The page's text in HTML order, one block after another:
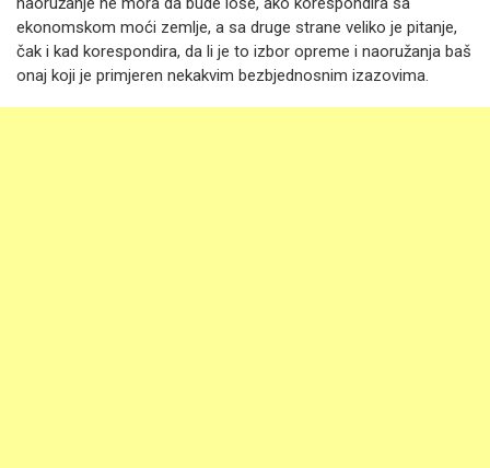
ekonomskom moći zemlje, a sa druge strane veliko je pitanje,
čak i kad korespondira, da li je to izbor opreme i naoružanja baš
onaj koji je primjeren nekakvim bezbjednosnim izazovima.